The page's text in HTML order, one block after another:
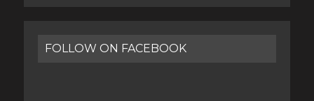
FOLLOW ON FACEBOOK